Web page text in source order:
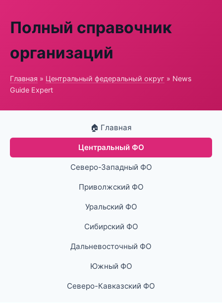
Полный справочник
организаций
Главная » Центральный федеральный округ » News
Guide Expert
🏠 Главная
Центральный ФО
Северо-Западный ФО
Приволжский ФО
Уральский ФО
Сибирский ФО
Дальневосточный ФО
Южный ФО
Северо-Кавказский ФО